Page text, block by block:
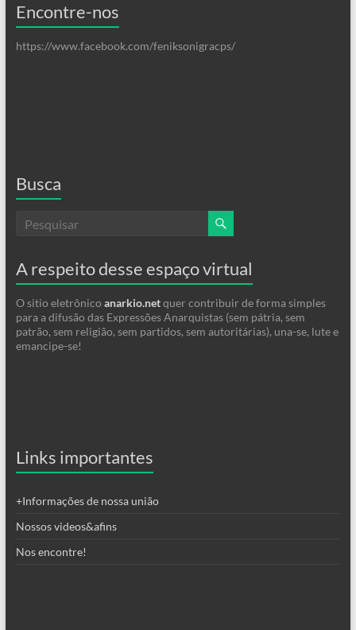
Encontre-nos
https://www.facebook.com/feniksonigracps/
Busca
A respeito desse espaço virtual
O sitio eletrônico anarkio.netquer contribuir de forma simples
para a difusão das Expressões Anarquistas (sem pátria, sem
patrão, sem religião, sem partidos, sem autoritárias), una-se, lute e
emancipe-se!
Links importantes
+Informações de nossa união
Nossos videos&afins
Nos encontre!